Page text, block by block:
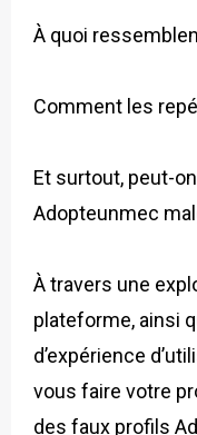
À quoi
Comment les
Et surtout, peut-
Adopteunmec
À travers une
plateforme, ainsi
d’expérience
vous faire votre
des faux profils